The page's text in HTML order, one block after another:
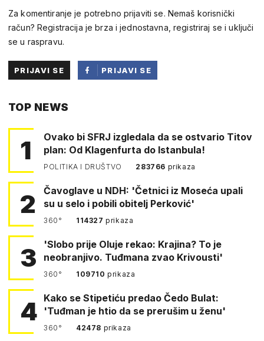
Za komentiranje je potrebno prijaviti se. Nemaš korisnički
račun? Registracija je brza i jednostavna, registriraj se i uključi
se u raspravu.
PRIJAVI SE
PRIJAVI SE
TOP NEWS
1
Ovako bi SFRJ izgledala da se ostvario Titov
plan: Od Klagenfurta do Istanbula!
POLITIKA I DRUŠTVO 283766 prikaza
2
Čavoglave u NDH: 'Četnici iz Moseća upali
su u selo i pobili obitelj Perković'
360° 114327prikaza
3
'Slobo prije Oluje rekao: Krajina? To je
neobranjivo. Tuđmana zvao Krivousti'
360° 109710prikaza
4 Kako se Stipetiću predao Čedo Bulat:
'Tuđman je htio da se prerušim u ženu'
360° 42478 prikaza